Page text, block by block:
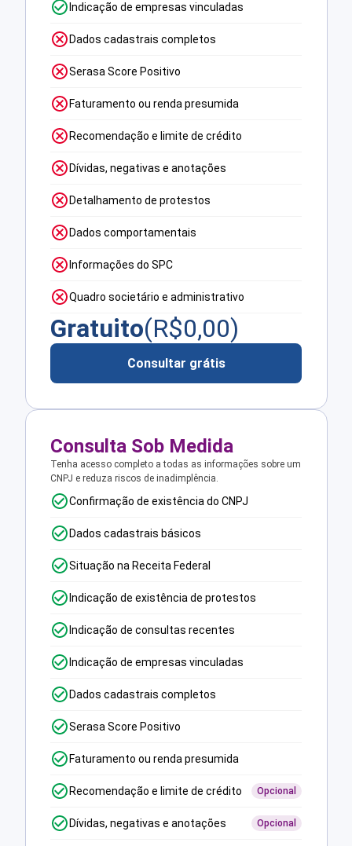
Indicação de empresas vinculadas
Dados cadastrais completos
Serasa Score Positivo
Faturamento ou renda presumida
Recomendação e limite de crédito
Dívidas, negativas e anotações
Detalhamento de protestos
Dados comportamentais
Informações do SPC
Quadro societário e administrativo
Gratuito(R$0,00)
Consultar grátis
Consulta Sob Medida
Tenha acesso completo a todas as informações sobre um
CNPJ e reduza riscos de inadimplência.
Confirmação de existência do CNPJ
Dados cadastrais básicos
Situação na Receita Federal
Indicação de existência de protestos
Indicação de consultas recentes
Indicação de empresas vinculadas
Dados cadastrais completos
Serasa Score Positivo
Faturamento ou renda presumida
Recomendação e limite de crédito Opcional
Dívidas, negativas e anotações Opcional